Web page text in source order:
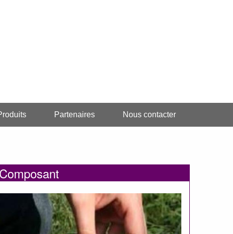
Partenaires Nous contacter